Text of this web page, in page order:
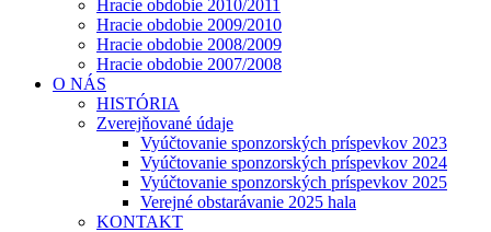
Hracie obdobie 2010/2011
Hracie obdobie 2009/2010
Hracie obdobie 2008/2009
Hracie obdobie 2007/2008
O NÁS
HISTÓRIA
Zverejňované údaje
Vyúčtovanie sponzorských príspevkov 2023
Vyúčtovanie sponzorských príspevkov 2024
Vyúčtovanie sponzorských príspevkov 2025
Verejné obstarávanie 2025 hala
KONTAKT